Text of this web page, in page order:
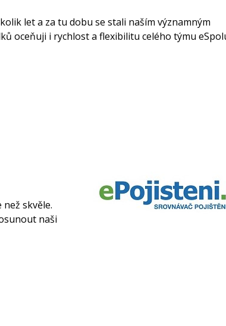
let a za tu dobu se stali naším významným
oceňuji i rychlost a flexibilitu celého týmu
skvěle.
naši